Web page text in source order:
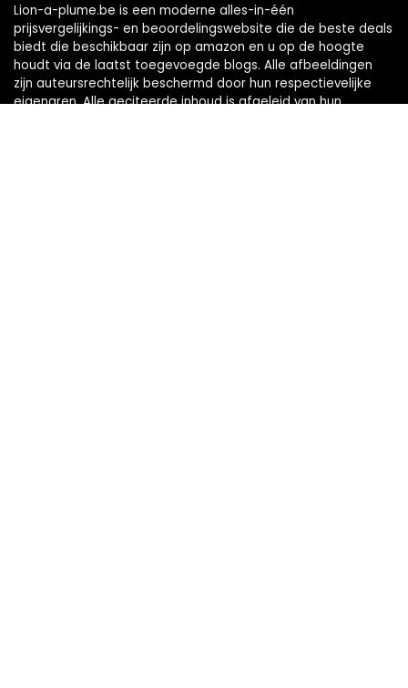
Lion-a-plume.be is een moderne alles-in-één
prijsvergelijkings- en beoordelingswebsite die de beste deals
biedt die beschikbaar zijn op amazon en u op de hoogte
houdt via de laatst toegevoegde blogs. Alle afbeeldingen
zijn auteursrechtelijk beschermd door hun respectievelijke
eigenaren. Alle geciteerde inhoud is afgeleid van hun